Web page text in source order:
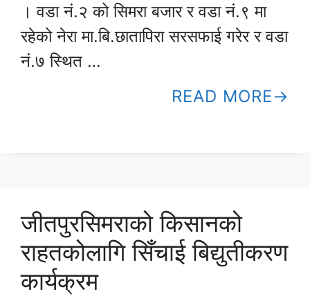
। वडा नं.२ को सिमरा बजार र वडा नं.९ मा
रहेको नेरा मा.बि.छातापिरा सरसफाई गरेर र वडा
नं.७ स्थित …
READ MORE
जीतपुरसिमराको किसानको
राहतकोलागि सिँचाई बिद्युतीकरण
कार्यक्रम